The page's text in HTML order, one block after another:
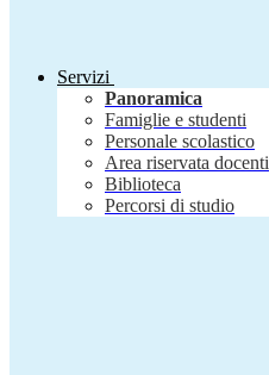
Servizi
Panoramica
Famiglie e studenti
Personale scolastico
Area riservata docenti
Biblioteca
Percorsi di studio